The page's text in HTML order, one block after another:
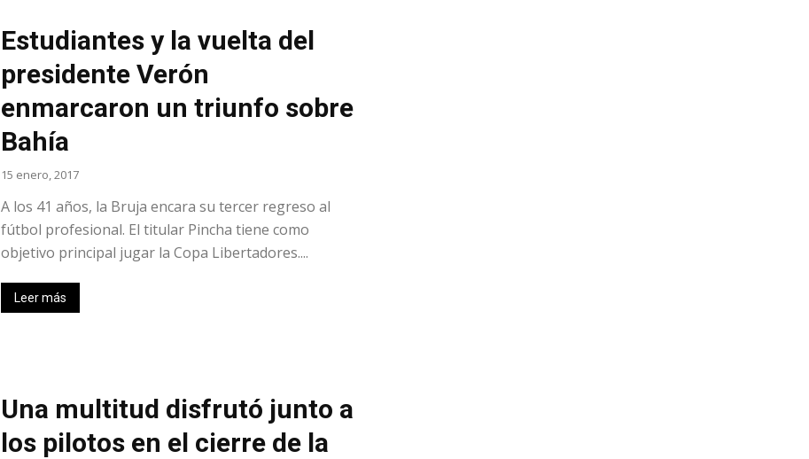
lo
que
ve…
Estudiantes y la vuelta del
presidente Verón
enmarcaron un triunfo sobre
Bahía
15 enero, 2017
A los 41 años, la Bruja encara su tercer regreso al
fútbol profesional. El titular Pincha tiene como
objetivo principal jugar la Copa Libertadores....
Leer más
Una multitud disfrutó junto a
los pilotos en el cierre de la